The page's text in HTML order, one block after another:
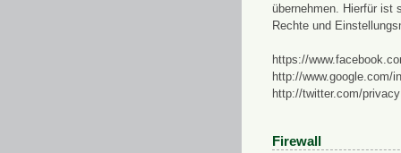
übernehmen. Hierfür ist
Rechte und
https://
http://www.google.com/
http://twitter.com/privacy
Firewall